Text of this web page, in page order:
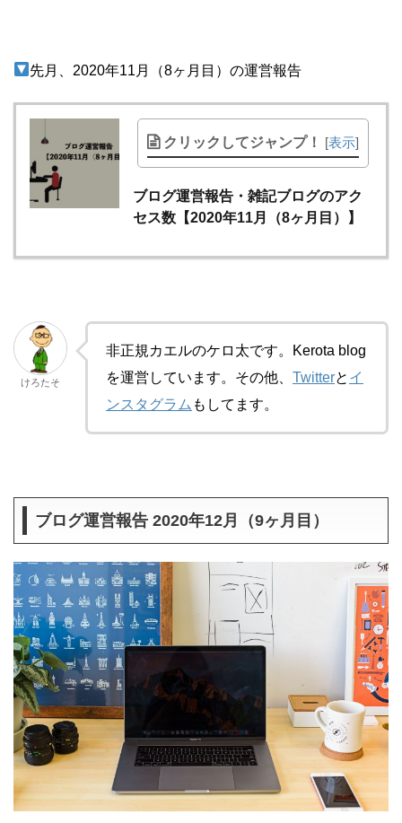
先月、2020年11月（8ヶ月目）の運営報告
クリックしてジャンプ！ [表示]
ブログ運営報告・雑記ブログのアク
セス数【2020年11月（8ヶ月目）】
けろたそ
非正規カエルのケロ太です。Kerota blog
を運営しています。その他、 Twitterと イ
ンスタグラム もしてます。
ブログ運営報告 2020年12月（9ヶ月目）